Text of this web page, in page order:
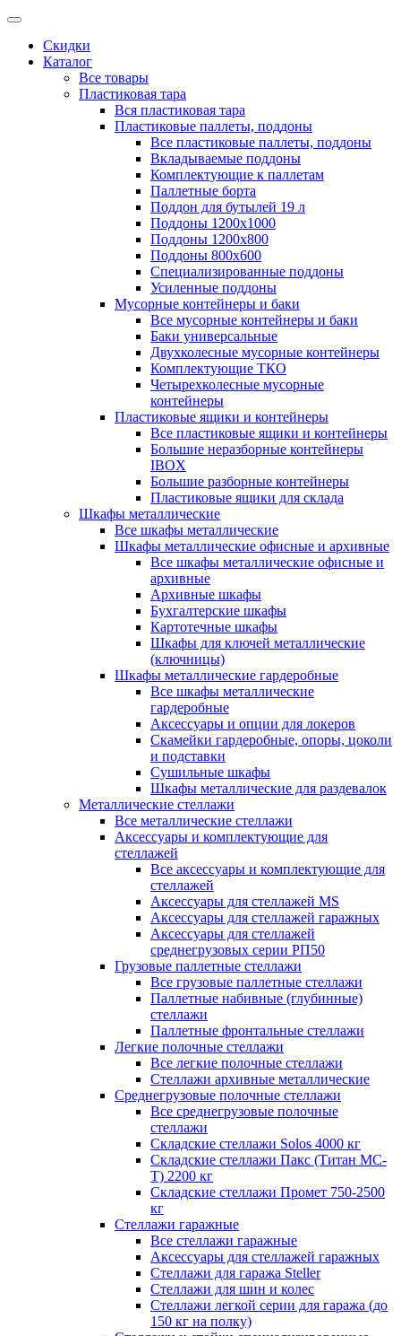
Скидки
Каталог
Все товары
Пластиковая тара
Вся пластиковая тара
Пластиковые паллеты, поддоны
Все пластиковые паллеты, поддоны
Вкладываемые поддоны
Комплектующие к паллетам
Паллетные борта
Поддон для бутылей 19 л
Поддоны 1200х1000
Поддоны 1200х800
Поддоны 800х600
Специализированные поддоны
Усиленные поддоны
Мусорные контейнеры и баки
Все мусорные контейнеры и баки
Баки универсальные
Двухколесные мусорные контейнеры
Комплектующие ТКО
Четырехколесные мусорные
контейнеры
Пластиковые ящики и контейнеры
Все пластиковые ящики и контейнеры
Большие неразборные контейнеры
IBOX
Большие разборные контейнеры
Пластиковые ящики для склада
Шкафы металлические
Все шкафы металлические
Шкафы металлические офисные и архивные
Все шкафы металлические офисные и
архивные
Архивные шкафы
Бухгалтерские шкафы
Картотечные шкафы
Шкафы для ключей металлические
(ключницы)
Шкафы металлические гардеробные
Все шкафы металлические
гардеробные
Аксессуары и опции для локеров
Скамейки гардеробные, опоры, цоколи
и подставки
Сушильные шкафы
Шкафы металлические для раздевалок
Металлические стеллажи
Все металлические стеллажи
Аксессуары и комплектующие для
стеллажей
Все аксессуары и комплектующие для
стеллажей
Аксессуары для стеллажей MS
Аксессуары для стеллажей гаражных
Аксессуары для стеллажей
среднегрузовых серии РП50
Грузовые паллетные стеллажи
Все грузовые паллетные стеллажи
Паллетные набивные (глубинные)
стеллажи
Паллетные фронтальные стеллажи
Легкие полочные стеллажи
Все легкие полочные стеллажи
Стеллажи архивные металлические
Среднегрузовые полочные стеллажи
Все среднегрузовые полочные
стеллажи
Складские стеллажи Solos 4000 кг
Складские стеллажи Пакс (Титан МС-
Т) 2200 кг
Складские стеллажи Промет 750-2500
кг
Стеллажи гаражные
Все стеллажи гаражные
Аксессуары для стеллажей гаражных
Стеллажи для гаража Steller
Стеллажи для шин и колес
Стеллажи легкой серии для гаража (до
150 кг на полку)